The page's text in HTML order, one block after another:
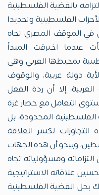
بالقضية الفلسطينية
الفلسطينية وتحديدا
الموقف المصري تجاه
عندما اخترقت المبدأ
بمحيطها العربي وهي
دولة عربية، والوقوف
إلا أن ردة الفعل
التعامل مع حصار غزة
الفلسطينية المحدودة، بل
لكسر العلاقة
ويبدو أن هذه الجهات
ومسؤولياته تجاه
علاقاته الاستراتيجية
بحل القضية الفلسطينية